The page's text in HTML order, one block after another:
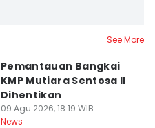
See More
Pemantauan Bangkai
KMP Mutiara Sentosa II
Dihentikan
09 Agu 2026, 18:19 WIB
News